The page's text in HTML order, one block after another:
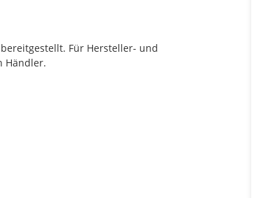
Für Hersteller- und
Händler.